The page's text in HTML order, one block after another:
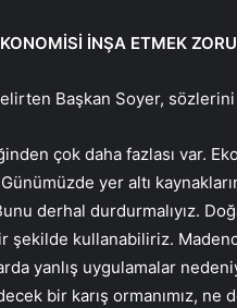
İNŞA ETMEK
Başkan Soyer,
çok daha fazlası var.
yer altı
derhal durdurmalıyız.
şekilde kullanabiliriz.
yanlış uygulamalar
bir karış ormanımız, ne